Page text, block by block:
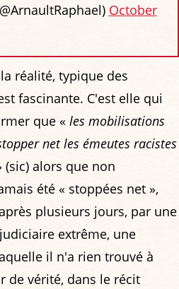
October
réalité, typique des
fascinante. C'est elle qui
que « les mobilisations
net les émeutes racistes
(sic) alors que non
été « stoppées net »,
plusieurs jours, par une
extrême, une
il n'a rien trouvé à
de vérité, dans le récit